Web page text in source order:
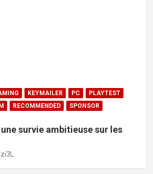
KEYMAILER PC
PLAYTEST
RECOMMENDED SPONSOR
survie ambitieuse sur les